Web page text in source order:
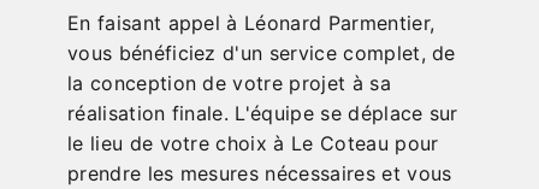
En faisant appel à Léonard Parmentier,
vous bénéficiez d'un service complet, de
la conception de votre projet à sa
réalisation finale. L'équipe se déplace sur
le lieu de votre choix à Le Coteau pour
prendre les mesures nécessaires et vous